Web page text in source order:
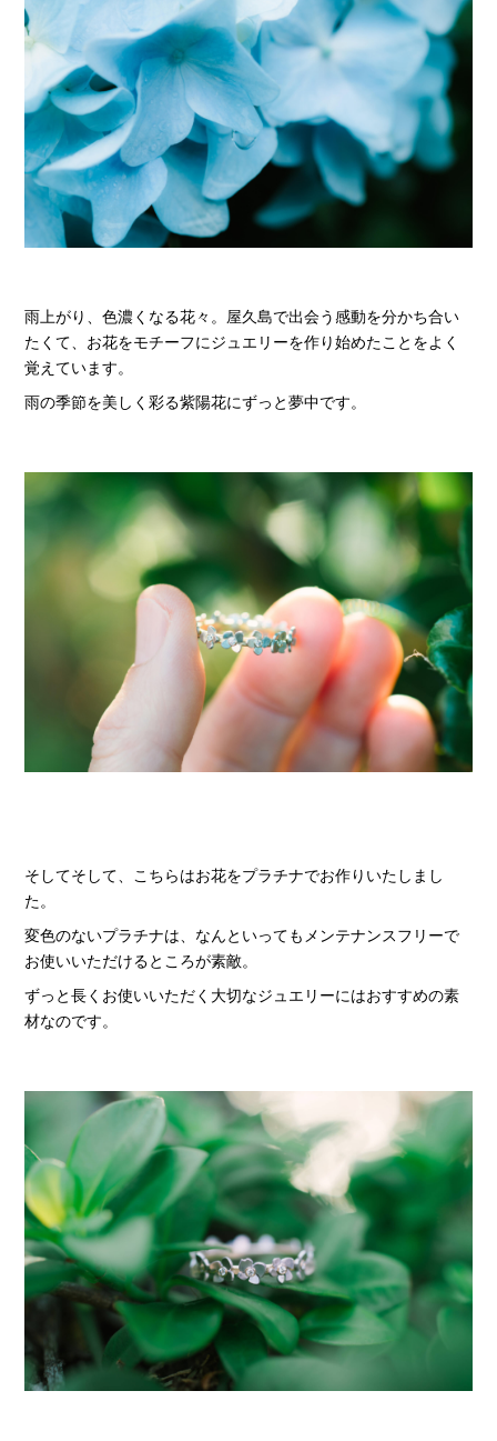
雨上がり、色濃くなる花々。屋久島で出会う感動を分かち合い
たくて、お花をモチーフにジュエリーを作り始めたことをよく
覚えています。
雨の季節を美しく彩る紫陽花にずっと夢中です。
そしてそして、こちらはお花をプラチナでお作りいたしまし
た。
変色のないプラチナは、なんといってもメンテナンスフリーで
お使いいただけるところが素敵。
ずっと長くお使いいただく大切なジュエリーにはおすすめの素
材なのです。